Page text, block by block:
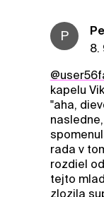
P
8.
kapelu
"aha,
rada v
rozdiel
tejto
zlozila